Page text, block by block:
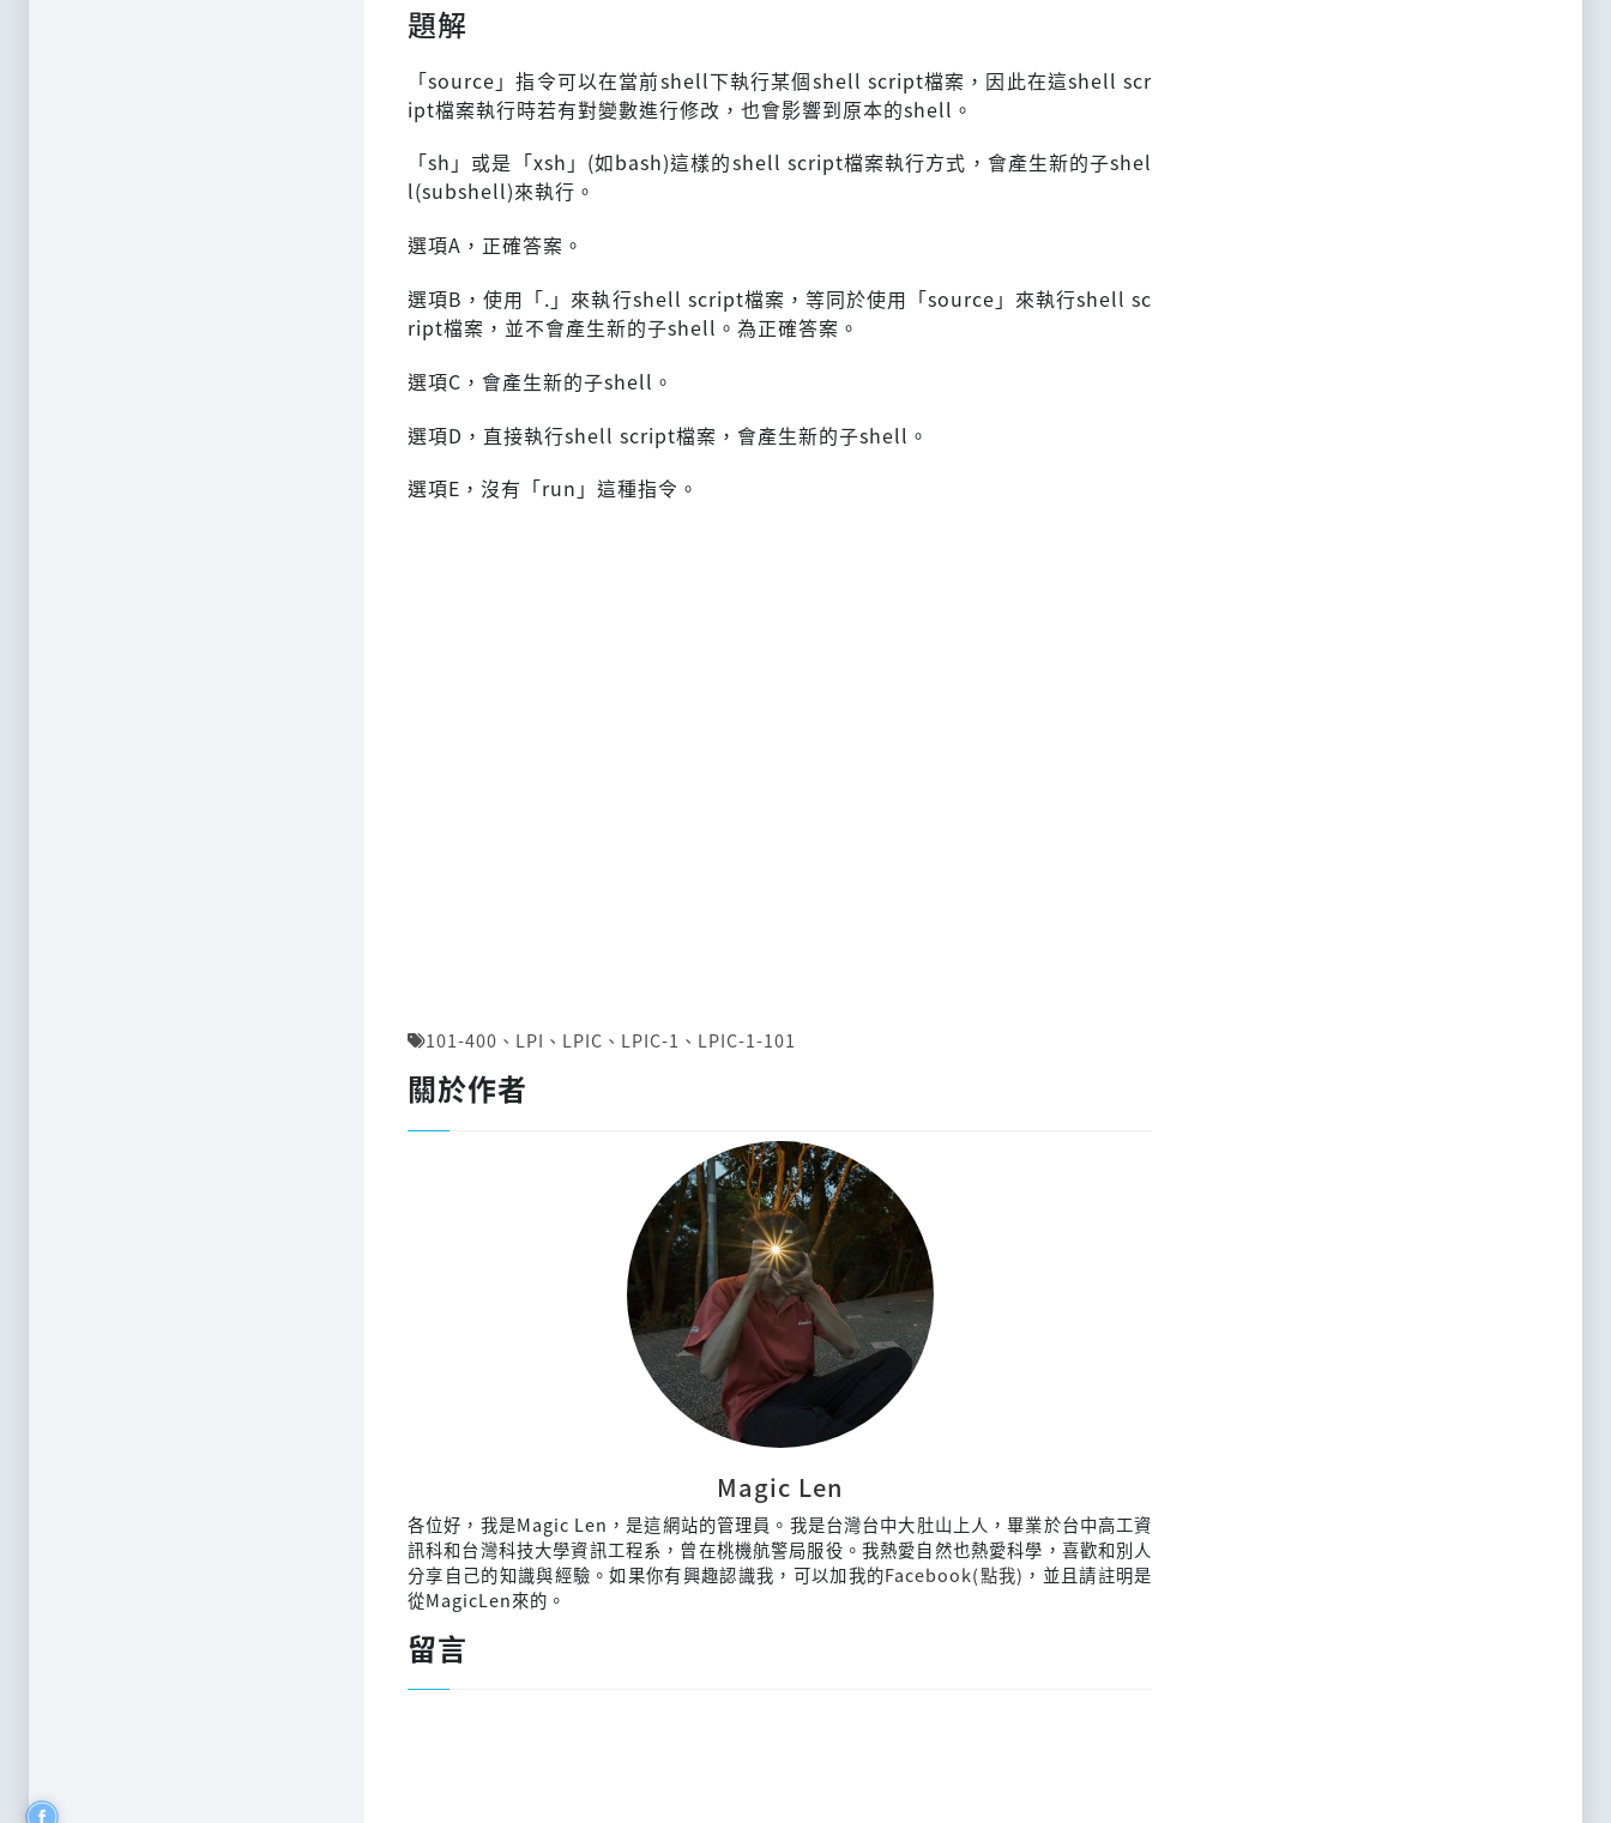
題解
「source」指令可以在當前shell下執行某個shell script檔案，因此在這shell scr
ipt檔案執行時若有對變數進行修改，也會影響到原本的shell。
「sh」或是「xsh」(如bash)這樣的shell script檔案執行方式，會產生新的子shel
l(subshell)來執行。
選項A，正確答案。
選項B，使用「.」來執行shell script檔案，等同於使用「source」來執行shell sc
ript檔案，並不會產生新的子shell。為正確答案。
選項C，會產生新的子shell。
選項D，直接執行shell script檔案，會產生新的子shell。
選項E，沒有「run」這種指令。
101-400 、 LPI 、 LPIC 、 LPIC-1 、 LPIC-1-101
關於作者
Magic Len
各位好，我是Magic Len，是這網站的管理員。我是台灣台中大肚山上人，畢業於台中高工資
訊科和台灣科技大學資訊工程系，曾在桃機航警局服役。我熱愛自然也熱愛科學，喜歡和別人
分享自己的知識與經驗。如果你有興趣認識我，可以加我的Facebook(點我) ，並且請註明是
從MagicLen來的。
留言